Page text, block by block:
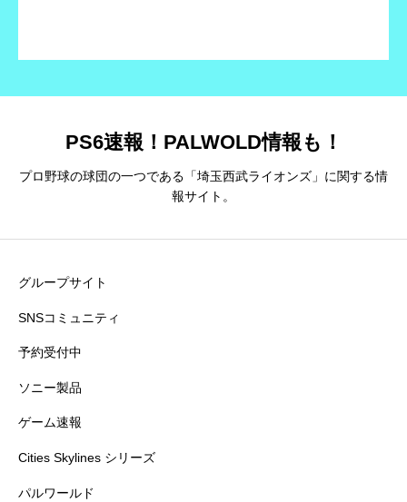
PS6速報！PALWOLD情報も！
プロ野球の球団の一つである「埼玉西武ライオンズ」に関する情
報サイト。
グループサイト
SNSコミュニティ
予約受付中
ソニー製品
ゲーム速報
Cities Skylines シリーズ
パルワールド